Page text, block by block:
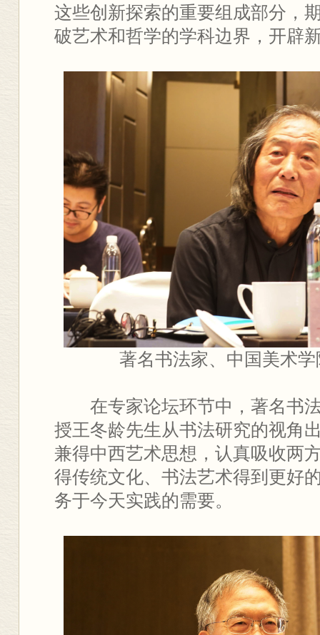
这些创新探索的重要组成部分，
破艺术和哲学的学科边界，开辟
著名书法家、中国美术
在专家论坛环节中，著名书
授王冬龄先生从书法研究的视角
兼得中西艺术思想，认真吸收两
得传统文化、书法艺术得到更好
务于今天实践的需要。